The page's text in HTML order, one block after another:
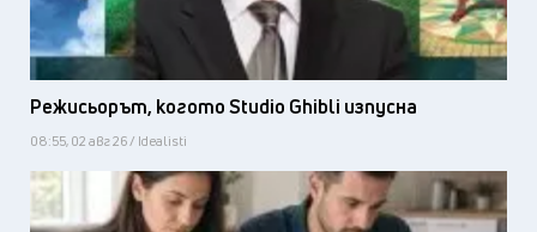
Режисьорът, когото Studio Ghibli изпусна
08:55, 02 авг 26 / Idealisti